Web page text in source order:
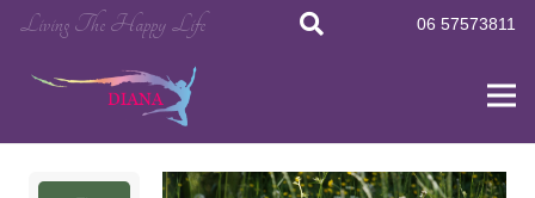
Living The Happy Life 06 57573811